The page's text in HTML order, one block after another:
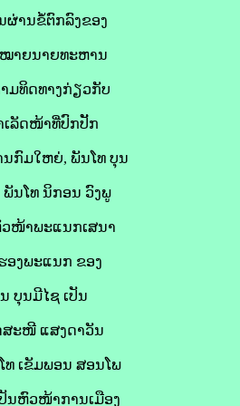
ານຂໍ້ຕົກລົງຂອງ
ໝາຍນາຍທະຫານ
ມທິດທາງກ່ຽວກັບ
ເລັດໜ້າທີ່ປົກປັັກ
ນກົມໃຫຍ່, ພັນໂທ ບຸນ
ນໂທ ນິກອນ ວົງພູ
ວໜ້າພະແນກເສນາ
ອງພະແນກ ຂອງ
ບຸນມີໄຊ ເປັນ
ສະໜີ ແສງດາວັນ
ເຂັມພອນ ສອນໂພ
ນຫົວໜ້າການເມືອງ